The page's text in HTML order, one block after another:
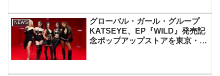
NEWS
グローバル・ガール・グループ
KATSEYE、EP『WILD』発売記
念ポップアップストアを東京・原